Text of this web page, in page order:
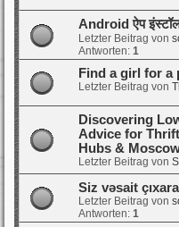
Android ऐप
Letzter Beitrag von
Antworten: 1
Find a girl for a
Letzter Beitrag von
Discovering
Advice for
Hubs &
Letzter Beitrag von
Siz vəsait
Letzter Beitrag von
Antworten: 1